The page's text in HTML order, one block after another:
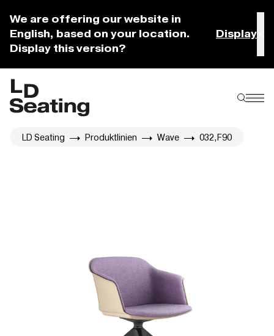
We are offering our website in
English, based on your location.
Display this version?
Display
LD Seating Produktlinien Wave 032,F90